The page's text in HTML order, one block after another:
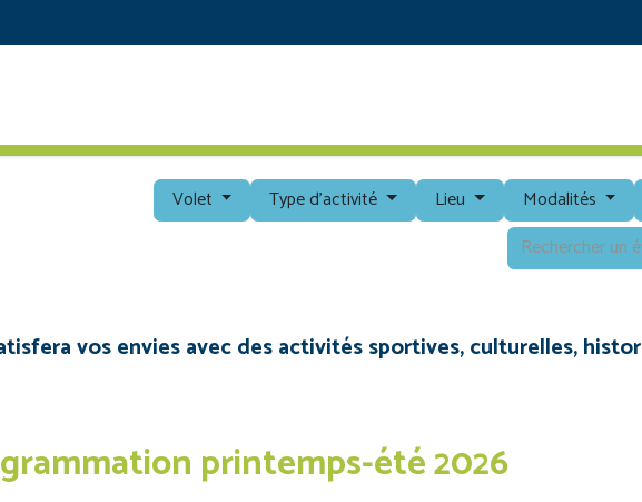
Volet Type d'activité Lieu Modalités
vos envies avec des activités sportives, culturelles,
printemps-été 2026